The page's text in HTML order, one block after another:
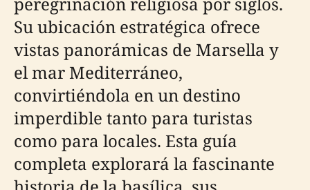
Su ubicación estratégica ofrece
vistas panorámicas de Marsella y
el mar Mediterráneo,
convirtiéndola en un destino
imperdible tanto para turistas
como para locales. Esta guía
completa explorará la fascinante